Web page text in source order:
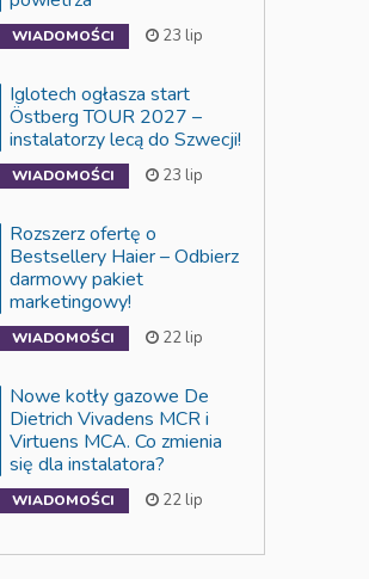
WIADOMOŚCI 23 lip
Iglotech ogłasza start
Östberg TOUR 2027 –
instalatorzy lecą do Szwecji!
WIADOMOŚCI 23 lip
Rozszerz ofertę o
Bestsellery Haier – Odbierz
darmowy pakiet
marketingowy!
WIADOMOŚCI 22 lip
Nowe kotły gazowe De
Dietrich Vivadens MCR i
Virtuens MCA. Co zmienia
się dla instalatora?
WIADOMOŚCI 22 lip